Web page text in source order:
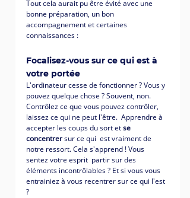
Tout cela aurait pu être évité avec une
bonne préparation, un bon
accompagnement et certaines
connaissances :
Focalisez-vous sur ce qui est à
votre portée
L'ordinateur cesse de fonctionner ? Vous y
pouvez quelque chose ? Souvent, non.
Contrôlez ce que vous pouvez contrôler,
laissez ce qui ne peut l'être.  Apprendre à
accepter les coups du sort et se
concentrer sur ce qui  est vraiment de
notre ressort. Cela s'apprend ! Vous
sentez votre esprit  partir sur des
éléments incontrôlables ? Et si vous vous
entrainiez à vous recentrer sur ce qui l'est
?